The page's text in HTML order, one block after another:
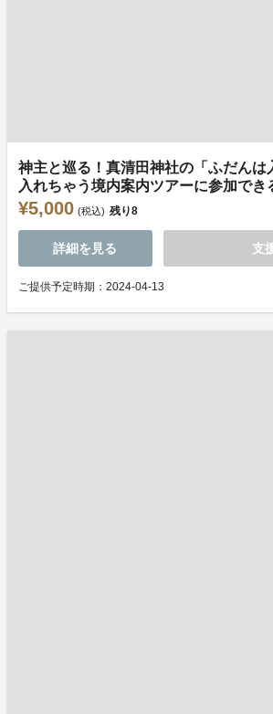
神主と巡る！真清田神社の「ふだんは
入れちゃう境内案内ツアーに参加でき
¥5,000 (税込) 残り8
詳細を見る 支
ご提供予定時期：2024-04-13